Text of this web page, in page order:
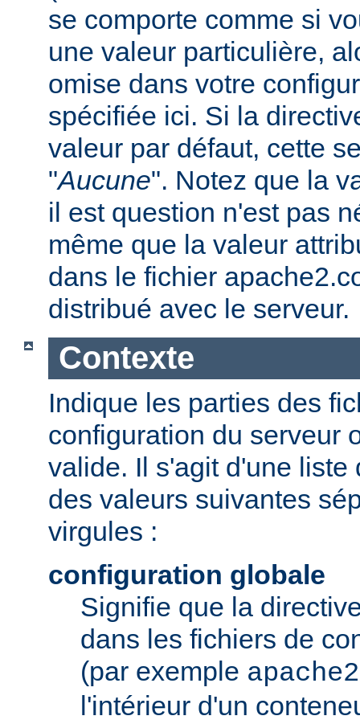
se comporte comme si
une valeur particulière,
omise dans votre
spécifiée ici. Si la
valeur par défaut, cette
"Aucune". Notez que la
il est question n'est pas
même que la valeur
dans le fichier
distribué avec le serveur.
Contexte
Indique les parties des
configuration du serveur
valide. Il s'agit d'une liste
des valeurs suivantes
virgules :
configuration globale
Signifie que la
dans les fichiers de
(par exemple
l'intérieur d'un